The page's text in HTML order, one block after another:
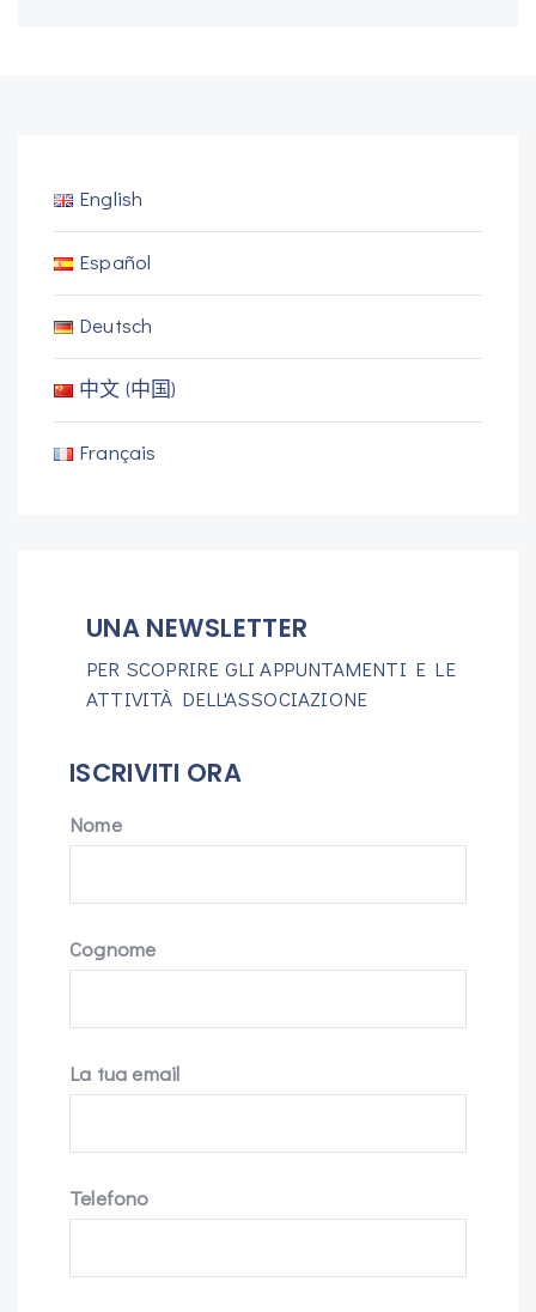
English
Español
Deutsch
中文 (中国)
Français
UNA NEWSLETTER
PER SCOPRIRE GLI APPUNTAMENTI E LE
ATTIVITÀ DELL'ASSOCIAZIONE
ISCRIVITI ORA
Nome
Cognome
La tua email
Telefono